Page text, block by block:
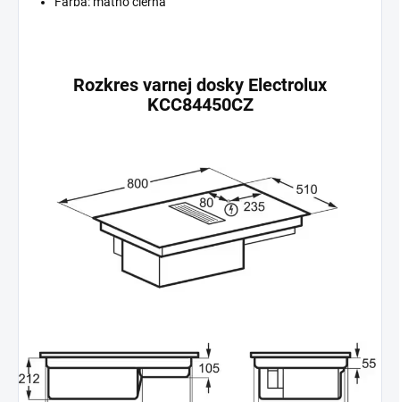
Rozkres varnej dosky Electrolux
KCC84450CZ